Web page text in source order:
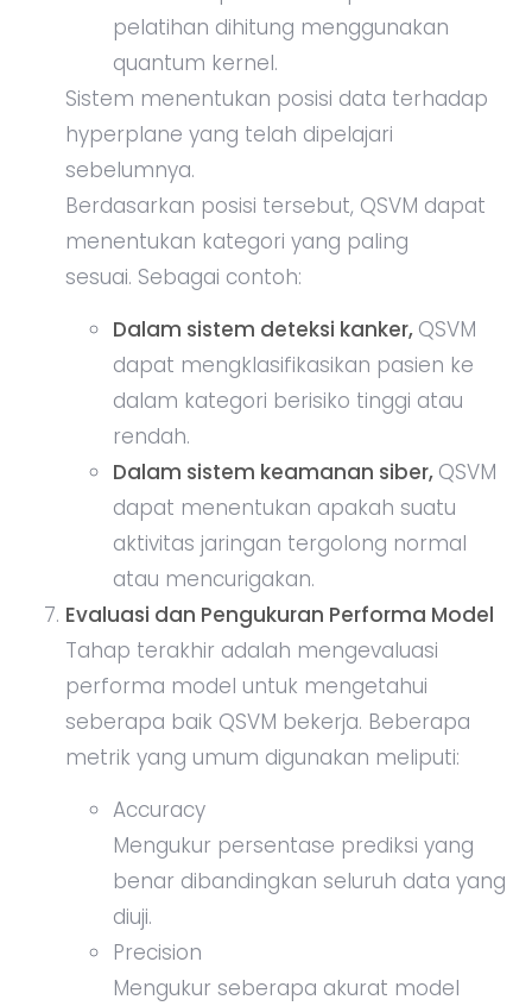
pelatihan dihitung menggunakan
quantum kernel.
Sistem menentukan posisi data terhadap
hyperplane yang telah dipelajari
sebelumnya.
Berdasarkan posisi tersebut, QSVM dapat
menentukan kategori yang paling
sesuai. Sebagai contoh:
Dalam sistem deteksi kanker, QSVM
dapat mengklasifikasikan pasien ke
dalam kategori berisiko tinggi atau
rendah.
Dalam sistem keamanan siber, QSVM
dapat menentukan apakah suatu
aktivitas jaringan tergolong normal
atau mencurigakan.
Evaluasi dan Pengukuran Performa Model
Tahap terakhir adalah mengevaluasi
performa model untuk mengetahui
seberapa baik QSVM bekerja. Beberapa
metrik yang umum digunakan meliputi:
Accuracy
Mengukur persentase prediksi yang
benar dibandingkan seluruh data yang
diuji.
Precision
Mengukur seberapa akurat model